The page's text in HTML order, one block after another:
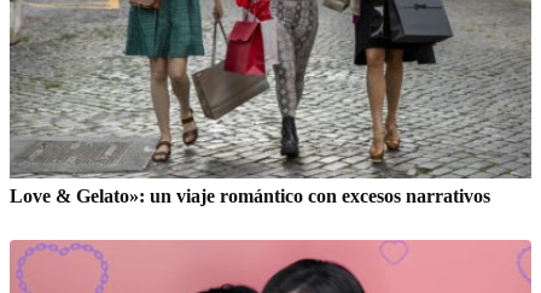
Love & Gelato»: un viaje romántico con excesos narrativos